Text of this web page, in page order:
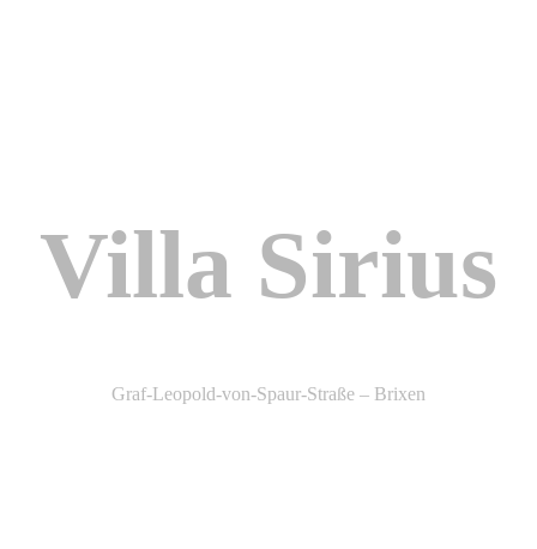
Villa Sirius
Graf-Leopold-von-Spaur-Straße – Brixen